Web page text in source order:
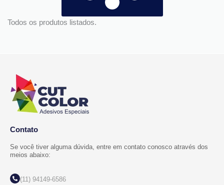
Todos os produtos listados.
Contato
Se você tiver alguma dúvida, entre em contato conosco através dos
meios abaixo:
(11) 94149-6586